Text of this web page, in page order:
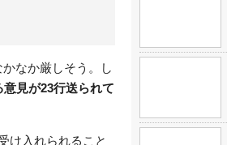
なか厳しそう。し
見が23行送られて
け入れられること
結果…